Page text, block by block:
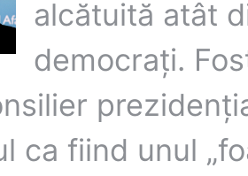
alcătuită atât
democrați.
ca fiind unul